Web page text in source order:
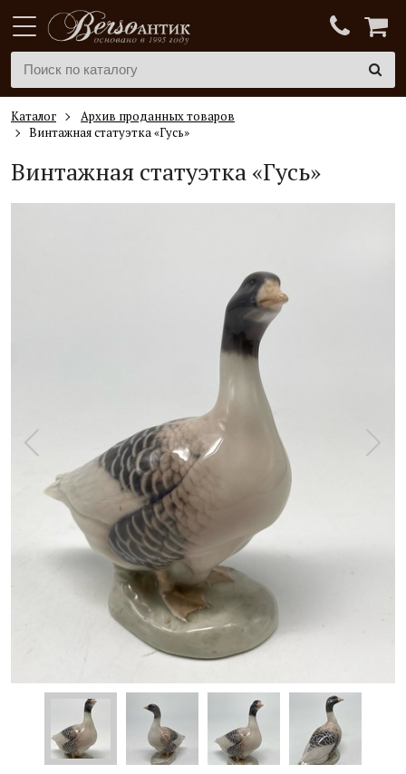
Каталог
Архив проданных товаров
Винтажная статуэтка «Гусь»
Винтажная статуэтка «Гусь»